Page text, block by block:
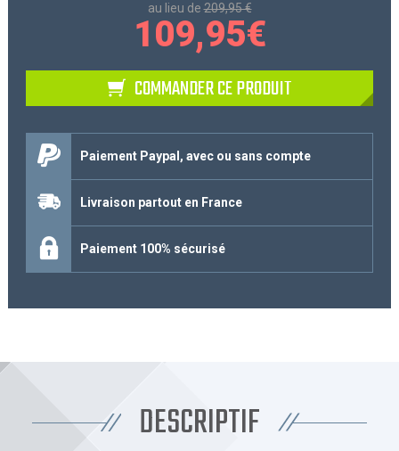
au lieu de209,95 €
109,95€
COMMANDER CE PRODUIT
Paiement Paypal, avec ou sans compte
Livraison partout en France
Paiement 100% sécurisé
DESCRIPTIF